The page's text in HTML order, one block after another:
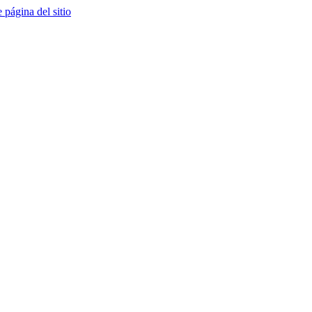
página del sitio